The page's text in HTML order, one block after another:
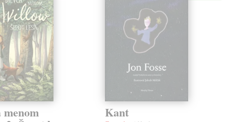
menom Kant